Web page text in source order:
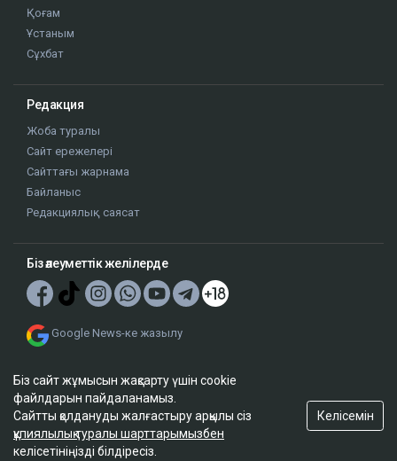
Қоғам
Ұстаным
Сұхбат
Редакция
Жоба туралы
Сайт ережелері
Сайттағы жарнама
Байланыс
Редакциялық саясат
Біз әлеуметтік желілерде
Google News-ке жазылу
© 2026. ТОО "Ulys Media Group". Барлық құқықтар қорғалған.
Біз сайт жұмысын жақсарту үшін cookie
файлдарын пайдаланамыз.
Сайтты қолдануды жалғастыру арқылы сіз
құпиялылық туралы шарттарымызбен
келісетініңізді білдіресіз.
Келісемін